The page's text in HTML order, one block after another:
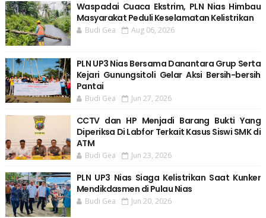
Waspadai Cuaca Ekstrim, PLN Nias Himbau
Masyarakat Peduli Keselamatan Kelistrikan
Budi Gea Aug 06, 2026
PLN UP3 Nias Bersama Danantara Grup Serta
Kejari Gunungsitoli Gelar Aksi Bersih-bersih
Pantai
Budi Gea Jun 27, 2026
CCTV dan HP Menjadi Barang Bukti Yang
Diperiksa Di Labfor Terkait Kasus Siswi SMK di
ATM
Budi Gea Jun 23, 2026
PLN UP3 Nias Siaga Kelistrikan Saat Kunker
Mendikdasmen di Pulau Nias
Budi Gea Jun 20, 2026